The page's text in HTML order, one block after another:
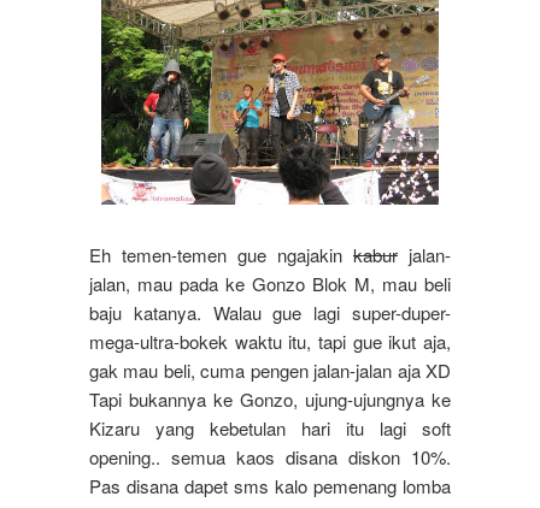
Eh temen-temen gue ngajakin kabur jalan-
jalan, mau pada ke Gonzo Blok M, mau beli
baju katanya. Walau gue lagi super-duper-
mega-ultra-bokek waktu itu, tapi gue ikut aja,
gak mau beli, cuma pengen jalan-jalan aja XD
Tapi bukannya ke Gonzo, ujung-ujungnya ke
Kizaru yang kebetulan hari itu lagi soft
opening.. semua kaos disana diskon 10%.
Pas disana dapet sms kalo pemenang lomba